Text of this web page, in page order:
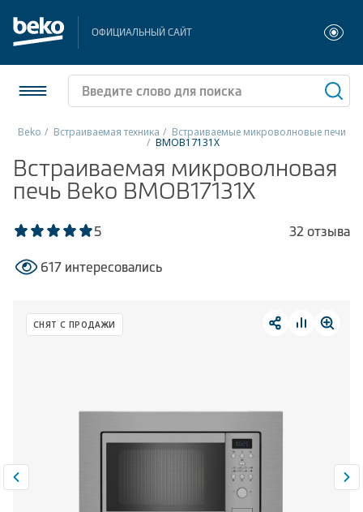
ОФИЦИАЛЬНЫЙ САЙТ
Холодильники и морозильники
Стиральные и сушильные машины
Посудомоечные машины
Плиты
Малая бытовая техника
Beko Встраиваемая техника Встраиваемые микроволновые печи
BMOB17131X
Встраиваемая микроволновая
печь Beko BMOB17131X
5 32 отзыва
617 интересовались
СНЯТ С ПРОДАЖИ